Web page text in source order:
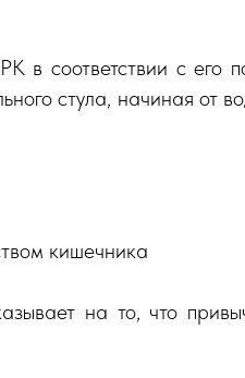
в соответствии с его
стула, начиная от
кишечника
на то, что